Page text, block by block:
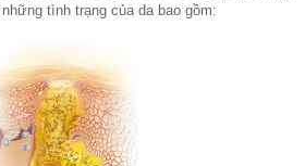
tình trạng của da bao gồm: